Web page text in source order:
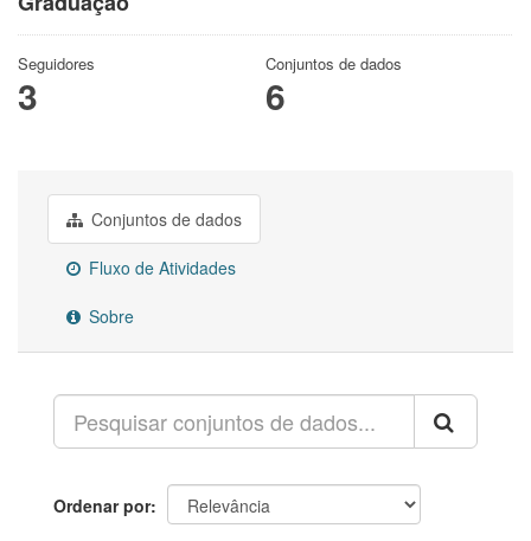
Seguidores
3
Conjuntos de dados
6
Conjuntos de dados
Fluxo de Atividades
Sobre
Ordenar por